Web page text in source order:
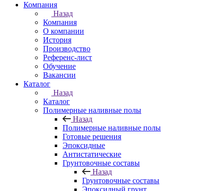
Компания
Назад
Компания
О компании
История
Производство
Референс-лист
Обучение
Вакансии
Каталог
Назад
Каталог
Полимерные наливные полы
Назад
Полимерные наливные полы
Готовые решения
Эпоксидные
Антистатические
Грунтовочные составы
Назад
Грунтовочные составы
Эпоксидный грунт